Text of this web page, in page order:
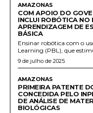
AMAZONAS
COM APOIO DO
INCLUI ROBÓTICA NO
APRENDIZAGEM DE
BÁSICA
Ensinar robótica com o
Learning (PBL), que
9 de julho de 2025
AMAZONAS
PRIMEIRA PATENTE
CONCEDIDA PELO
DE ANÁLISE DE
BIOLÓGICAS